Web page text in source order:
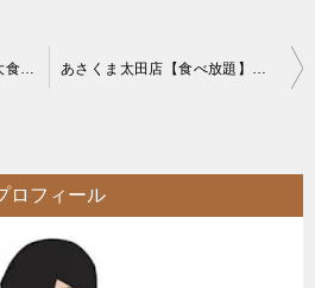
だいだらぼっち(長野市)【大食い】印象に残った長野の絶品な大繁盛創作居酒屋 あさくま太田店【食べ放題】ステーキ屋ですが1番好きな豪華サラダバーがお目当て
ロフィール